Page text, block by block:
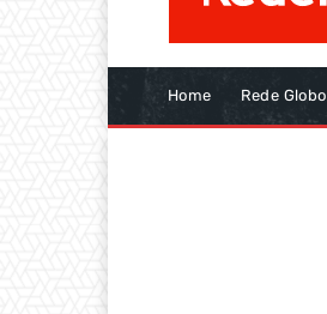
Home Rede Globo